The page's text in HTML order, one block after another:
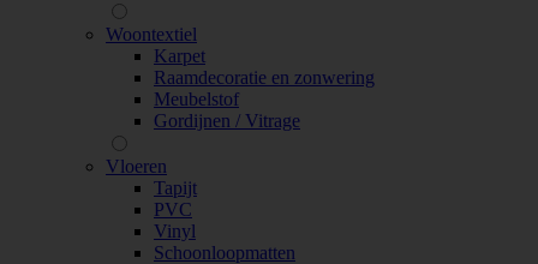
Woontextiel
Karpet
Raamdecoratie en zonwering
Meubelstof
Gordijnen / Vitrage
Vloeren
Tapijt
PVC
Vinyl
Schoonloopmatten